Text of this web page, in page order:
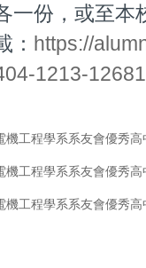
一份，或至本
： https://
1213-
機工程學系系友會優秀
機工程學系系友會優秀
機工程學系系友會優秀